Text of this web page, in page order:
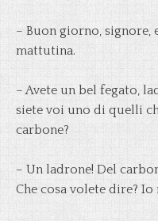
– Buon giorno, signore,
mattutina.
– Avete un bel fegato,
siete voi uno di quelli
carbone?
– Un ladrone! Del
Che cosa volete dire? Io